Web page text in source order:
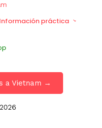
Información práctica
a Vietnam →